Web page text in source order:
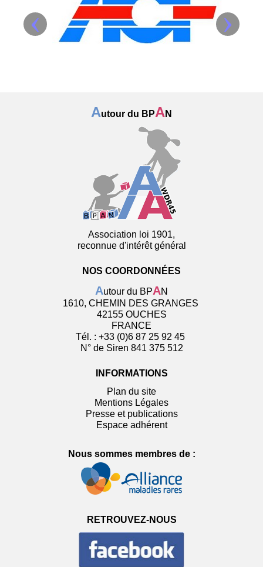
‹ ›
Autour du BPAN
Association loi 1901,
reconnue d'intérêt général
NOS COORDONNÉES
Autour du BPAN
1610, CHEMIN DES GRANGES
42155 OUCHES
FRANCE
Tél. : +33 (0)6 87 25 92 45
N° de Siren 841 375 512
INFORMATIONS
Plan du site
Mentions Légales
Presse et publications
Espace adhérent
Nous sommes membres de :
RETROUVEZ-NOUS